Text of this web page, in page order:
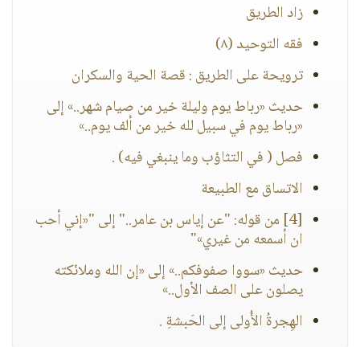
زاد الطريق
فقه التوحيد (٨)
ترويحة على الطريق : قصة الحية والسكران
حديث «رباط يوم وليلة خير من صيام شهر..» إلى
«رباط يوم في سبيل لله خير من ألف يوم..»
فصل ( في التثاؤب وما ينبغي فيه) .
الاتساق مع الطبيعة
[4] من قوله: "عن إياس بن عامر.." إلى "«إني أحب
ان أسمعه من غيري»"
حديث «سووا صفوفكم..» إلى «إن الله وملائكته
يصلون على الصف الأول..»
الهِجرةُ الأُولى إلى الحَبشةِ .